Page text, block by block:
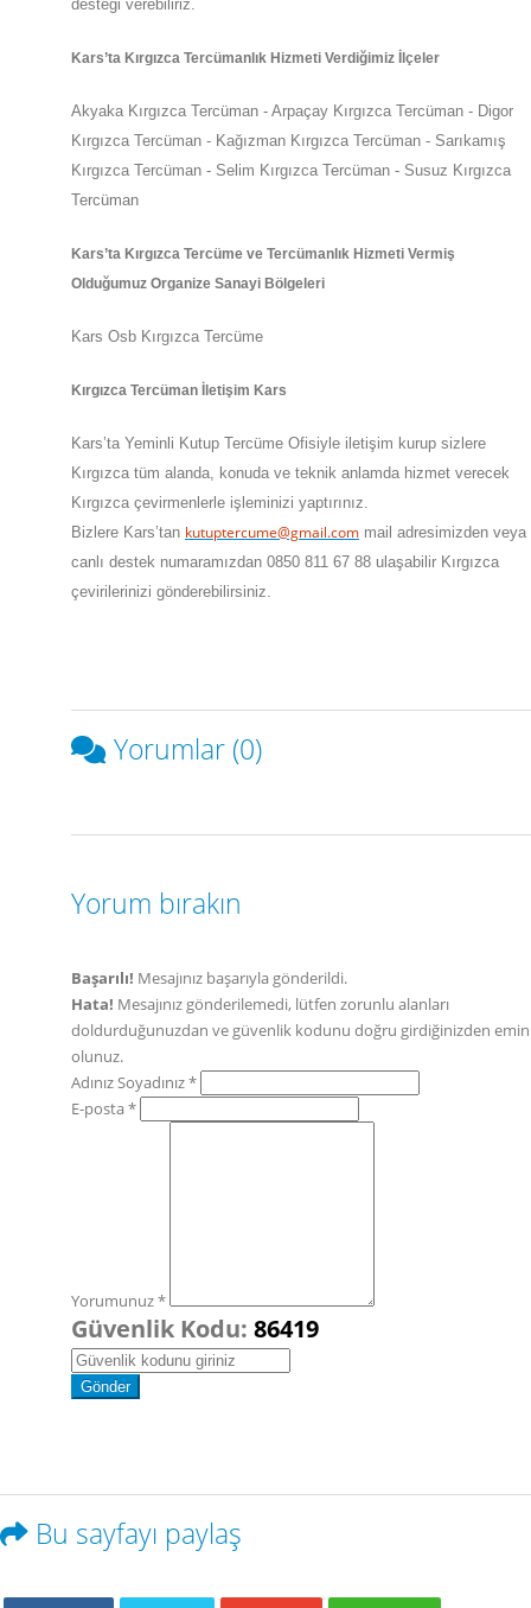
desteği verebiliriz.
Kars’ta Kırgızca Tercümanlık Hizmeti Verdiğimiz İlçeler
Akyaka Kırgızca Tercüman - Arpaçay Kırgızca Tercüman - Digor
Kırgızca Tercüman - Kağızman Kırgızca Tercüman - Sarıkamış
Kırgızca Tercüman - Selim Kırgızca Tercüman - Susuz Kırgızca
Tercüman
Kars’ta Kırgızca Tercüme ve Tercümanlık Hizmeti Vermiş
Olduğumuz Organize Sanayi Bölgeleri
Kars Osb Kırgızca Tercüme
Kırgızca Tercüman İletişim Kars
Kars’ta Yeminli Kutup Tercüme Ofisiyle iletişim kurup sizlere
Kırgızca tüm alanda, konuda ve teknik anlamda hizmet verecek
Kırgızca çevirmenlerle işleminizi yaptırınız.
Bizlere Kars’tan kutuptercume@gmail.com mail adresimizden veya
canlı destek numaramızdan 0850 811 67 88 ulaşabilir Kırgızca
çevirilerinizi gönderebilirsiniz.
Yorumlar (0)
Yorum bırakın
Başarılı! Mesajınız başarıyla gönderildi.
Hata! Mesajınız gönderilemedi, lütfen zorunlu alanları
doldurduğunuzdan ve güvenlik kodunu doğru girdiğinizden emin
olunuz.
Adınız Soyadınız *
E-posta *
Yorumunuz *
Güvenlik Kodu: 86419
Bu sayfayı paylaş